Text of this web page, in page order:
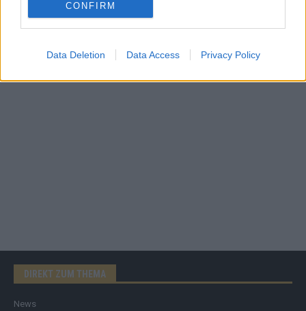
CONFIRM
Data Deletion Data Access Privacy Policy
AD
DIREKT ZUM THEMA
News